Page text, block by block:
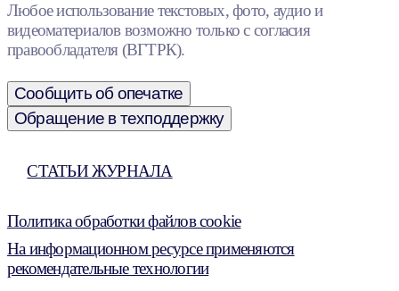
Любое использование текстовых, фото, аудио и
видеоматериалов возможно только с согласия
правообладателя (ВГТРК).
Сообщить об опечатке
Обращение в техподдержку
СТАТЬИ ЖУРНАЛА
Политика обработки файлов cookie
На информационном ресурсе применяются
рекомендательные технологии